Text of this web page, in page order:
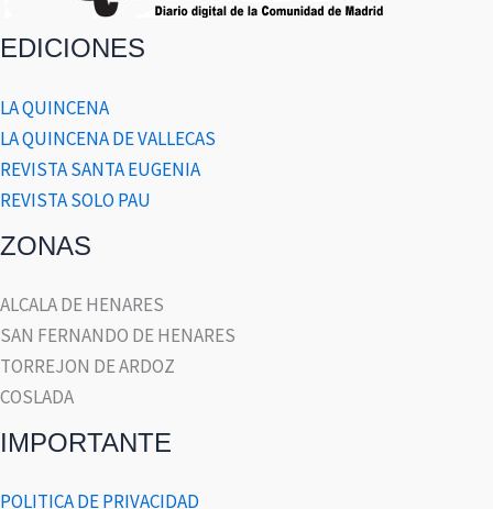
EDICIONES
LA QUINCENA
LA QUINCENA DE VALLECAS
REVISTA SANTA EUGENIA
REVISTA SOLO PAU
ZONAS
ALCALA DE HENARES
SAN FERNANDO DE HENARES
TORREJON DE ARDOZ
COSLADA
IMPORTANTE
POLITICA DE PRIVACIDAD